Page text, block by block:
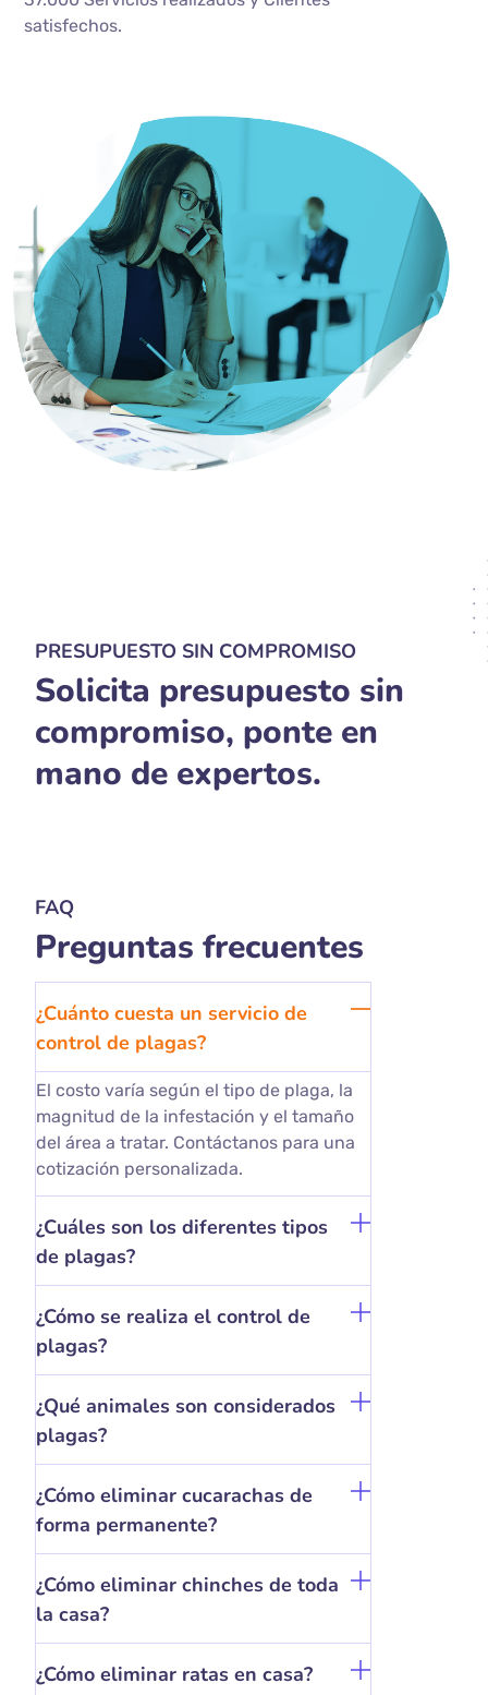
satisfechos.
PRESUPUESTO SIN COMPROMISO
Solicita presupuesto sin
compromiso, ponte en
mano de expertos.
FAQ
Preguntas frecuentes
¿Cuánto cuesta un servicio de
control de plagas?
El costo varía según el tipo de plaga, la
magnitud de la infestación y el tamaño
del área a tratar. Contáctanos para una
cotización personalizada.
¿Cuáles son los diferentes tipos
de plagas?
¿Cómo se realiza el control de
plagas?
¿Qué animales son considerados
plagas?
¿Cómo eliminar cucarachas de
forma permanente?
¿Cómo eliminar chinches de toda
la casa?
¿Cómo eliminar ratas en casa?